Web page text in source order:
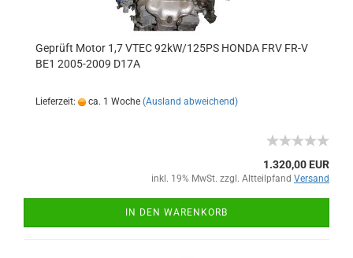
Geprüft Motor 1,7 VTEC 92kW/125PS HONDA FRV FR-V
BE1 2005-2009 D17A
Lieferzeit: ca. 1 Woche (Ausland abweichend)
1.320,00 EUR
inkl. 19% MwSt. zzgl. Altteilpfand Versand
IN DEN WARENKORB